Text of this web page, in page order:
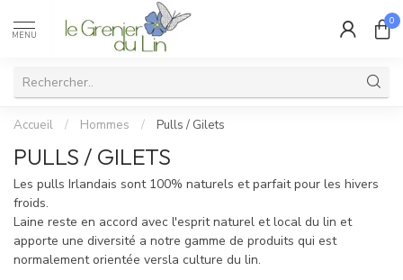
MENU
0
Accueil / Hommes / Pulls / Gilets
PULLS / GILETS
Les pulls Irlandais sont 100% naturels et parfait pour les hivers
froids.
Laine reste en accord avec l'esprit naturel et local du lin et
apporte une diversité a notre gamme de produits qui est
normalement orientée versla culture du lin.